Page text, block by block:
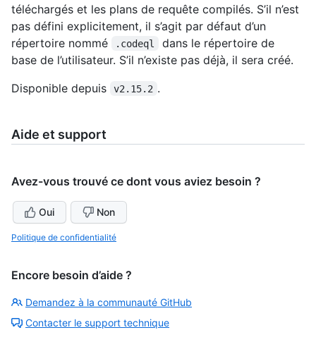
téléchargés et les plans de requête compilés. S’il n’est
pas défini explicitement, il s’agit par défaut d’un
répertoire nommé
.codeql
dans le répertoire de
base de l’utilisateur. S’il n’existe pas déjà, il sera créé.
Disponible depuis
v2.15.2 .
Aide et support
Avez-vous trouvé ce dont vous aviez besoin ?
Oui Non
Politique de confidentialité
Encore besoin d’aide ?
Demandez à la communauté GitHub
Contacter le support technique